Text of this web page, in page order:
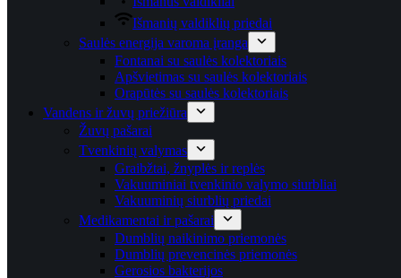
Išmanių valdiklių priedai
Saulės energija varoma įranga
Fontanai su saulės kolektoriais
Apšvietimas su saulės kolektoriais
Orapūtės su saulės kolektoriais
Vandens ir žuvų priežiūra
Žuvų pašarai
Tvenkinių valymas
Graibžtai, žnyplės ir replės
Vakuuminiai tvenkinio valymo siurbliai
Vakuuminių siurblių priedai
Medikamentai ir pašarai
Dumblių naikinimo priemonės
Dumblių prevencinės priemonės
Gerosios bakterijos